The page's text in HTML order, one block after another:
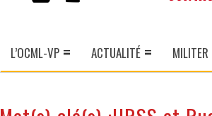
L’OCML-VP ACTUALITÉ MILITER